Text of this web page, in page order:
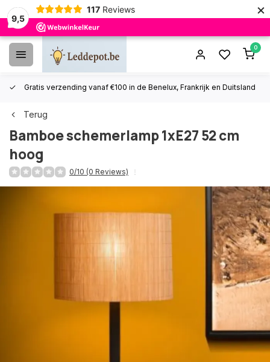
9,5
117 Reviews ×
0
Gratis verzending vanaf €100 in de Benelux, Frankrijk en Duitsland
Terug
Bamboe schemerlamp 1xE27 52 cm
hoog
0/10 (0 Reviews)